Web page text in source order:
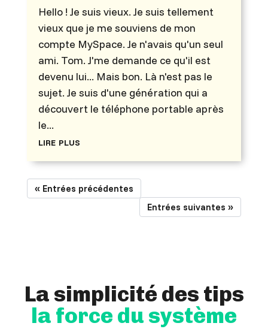
Hello ! Je suis vieux. Je suis tellement
vieux que je me souviens de mon
compte MySpace. Je n'avais qu'un seul
ami. Tom. J'me demande ce qu'il est
devenu lui... Mais bon. Là n'est pas le
sujet. Je suis d'une génération qui a
découvert le téléphone portable après
le...
lire plus
« Entrées précédentes
Entrées suivantes »
La simplicité des tips
la force du système